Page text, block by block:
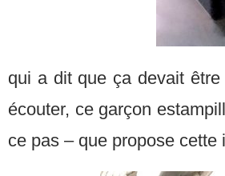
qui a dit que ça devait
écouter, ce garçon
ce pas – que propose